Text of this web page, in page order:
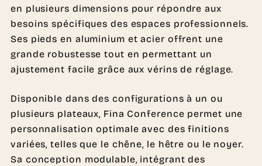
en plusieurs dimensions pour répondre aux
besoins spécifiques des espaces professionnels.
Ses pieds en aluminium et acier offrent une
grande robustesse tout en permettant un
ajustement facile grâce aux vérins de réglage.
Disponible dans des configurations à un ou
plusieurs plateaux, Fina Conference permet une
personnalisation optimale avec des finitions
variées, telles que le chêne, le hêtre ou le noyer.
Sa conception modulable, intégrant des